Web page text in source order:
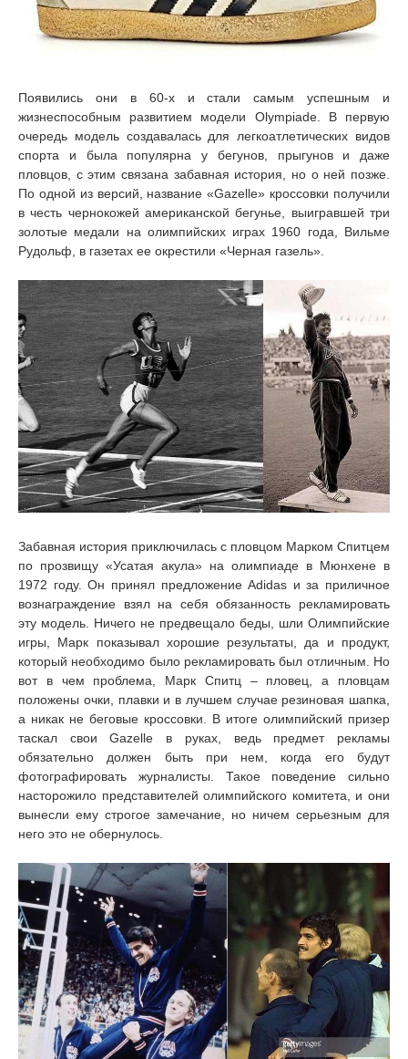
Появились они в 60-х и стали самым успешным и
жизнеспособным развитием модели Olympiade. В первую
очередь модель создавалась для легкоатлетических видов
спорта и была популярна у бегунов, прыгунов и даже
пловцов, с этим связана забавная история, но о ней позже.
По одной из версий, название «Gazelle» кроссовки получили
в честь чернокожей американской бегунье, выигравшей три
золотые медали на олимпийских играх 1960 года, Вильме
Рудольф, в газетах ее окрестили «Черная газель».
Забавная история приключилась с пловцом Марком Спитцем
по прозвищу «Усатая акула» на олимпиаде в Мюнхене в
1972 году. Он принял предложение Adidas и за приличное
вознаграждение взял на себя обязанность рекламировать
эту модель. Ничего не предвещало беды, шли Олимпийские
игры, Марк показывал хорошие результаты, да и продукт,
который необходимо было рекламировать был отличным. Но
вот в чем проблема, Марк Спитц – пловец, а пловцам
положены очки, плавки и в лучшем случае резиновая шапка,
а никак не беговые кроссовки. В итоге олимпийский призер
таскал свои Gazelle в руках, ведь предмет рекламы
обязательно должен быть при нем, когда его будут
фотографировать журналисты. Такое поведение сильно
насторожило представителей олимпийского комитета, и они
вынесли ему строгое замечание, но ничем серьезным для
него это не обернулось.